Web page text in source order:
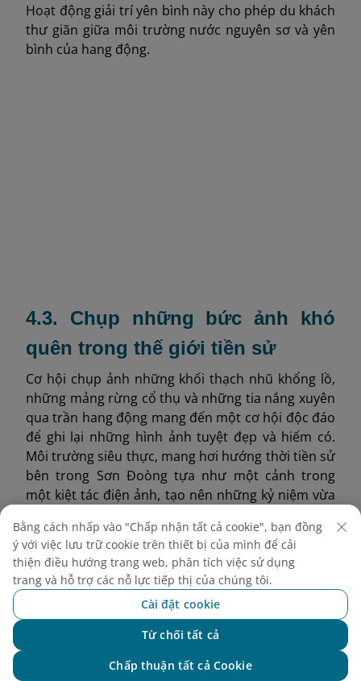
Hoạt động giải trí yên bình này cho phép du khách
thư giãn giữa môi trường nước nguyên sơ và yên
bình của hang động.
4.3. Chụp những bức ảnh khó
quên trong thế giới tiền sử
Cơ hội chụp ảnh những khối thạch nhũ khổng lồ,
những mảng rừng cổ thụ và những tia nắng xuyên
qua trần hang động mang đến một cơ hội độc đáo
để ghi lại những hình ảnh tuyệt đẹp và hiếm có.
Môi trường siêu thực, mang hơi hướng thời tiền sử
bên trong Sơn Đoòng tựa như một cảnh trong
một kiệt tác điện ảnh, tạo nên những kỷ niệm vừa
Bằng cách nhấp vào "Chấp nhận tất cả cookie", bạn đồng
ý với việc lưu trữ cookie trên thiết bị của mình để cải
thiện điều hướng trang web, phân tích việc sử dụng
trang và hỗ trợ các nỗ lực tiếp thị của chúng tôi.
Cài đặt cookie
Từ chối tất cả
Chấp thuận tất cả Cookie